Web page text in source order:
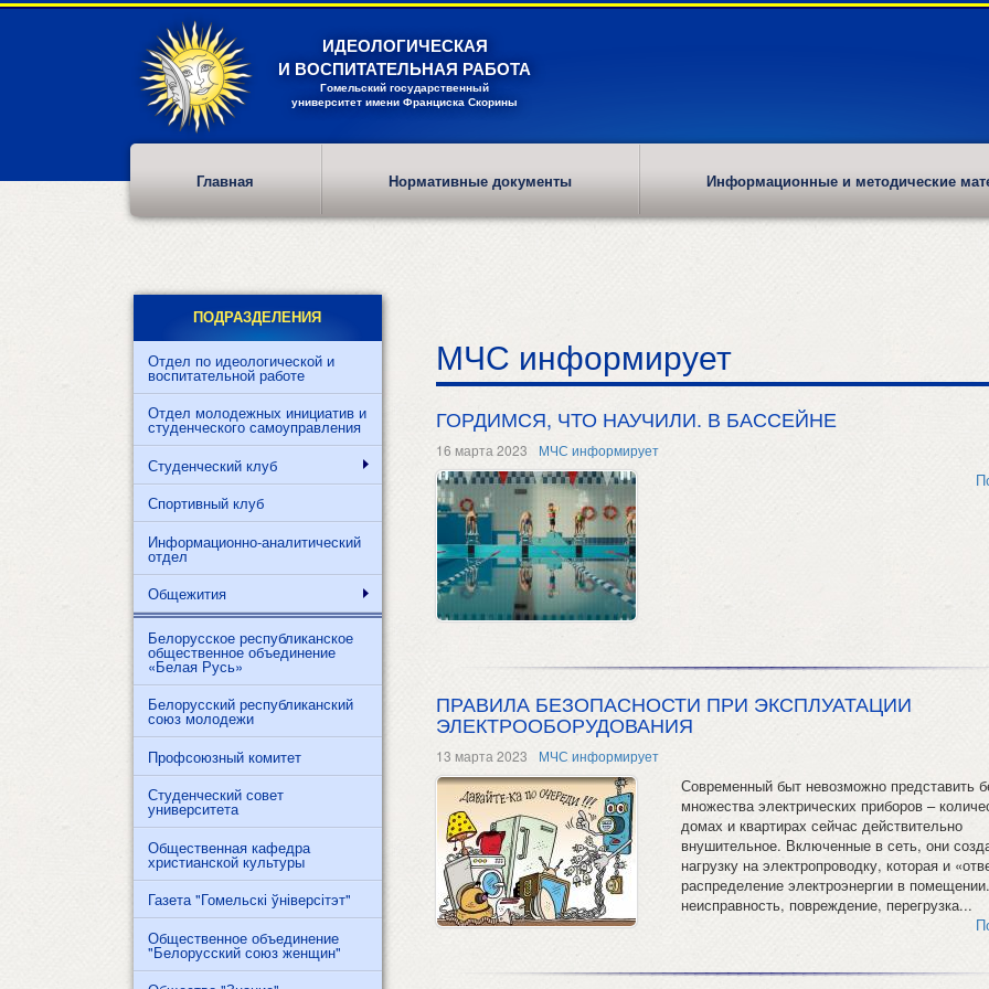
Перейти
ИДЕОЛОГИЧЕСКАЯ
И ВОСПИТАТЕЛЬНАЯ РАБОТА
Гомельский государственный
университет имени Франциска Скорины
Главная Нормативные документы Информационные и методические
ПОДРАЗДЕЛЕНИЯ
Отдел по идеологической и
воспитательной работе
Отдел молодежных инициатив и
студенческого самоуправления
Студенческий клуб
Спортивный клуб
Информационно-аналитический
отдел
Общежития
Белорусское республиканское
общественное объединение
«Белая Русь»
Белорусский республиканский
союз молодежи
Профсоюзный комитет
Студенческий совет
университета
Общественная кафедра
христианской культуры
Газета "Гомельскі ўніверсітэт"
Общественное объединение
"Белорусский союз женщин"
МЧС информирует
ГОРДИМСЯ, ЧТО НАУЧИЛИ. В БАССЕЙНЕ
16 марта 2023 МЧС информирует
ПРАВИЛА БЕЗОПАСНОСТИ ПРИ ЭКСПЛУАТАЦИИ
ЭЛЕКТРООБОРУДОВАНИЯ
13 марта 2023 МЧС информирует
Современный быт невозможно представить
множества электрических приборов –
домах и квартирах сейчас действительно
внушительное. Включенные в сеть, они
нагрузку на электропроводку, которая и
распределение электроэнергии в
неисправность, повреждение, перегрузка...